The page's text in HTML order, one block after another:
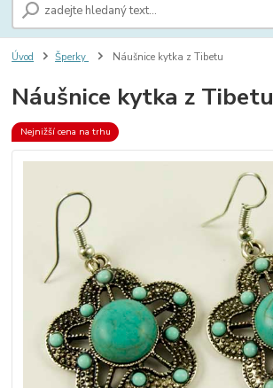
Úvod Šperky Náušnice kytka z Tibetu
Náušnice kytka z Tibetu
Nejnižší cena na trhu